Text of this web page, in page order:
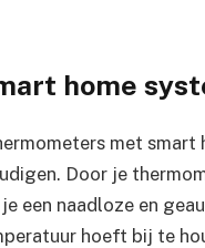
home
met
Door je
een naadloze en
hoeft bij te